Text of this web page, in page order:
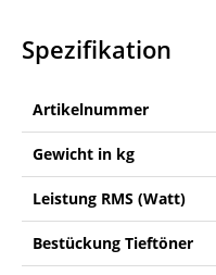
Spezifikation
Artikelnummer
Gewicht in kg
Leistung RMS (Watt)
Bestückung Tieftöner